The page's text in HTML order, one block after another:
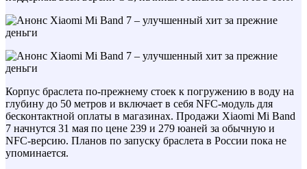
Корпус браслета по-прежнему стоек к погружению в воду на
глубину до 50 метров и включает в себя NFC-модуль для
бесконтактной оплаты в магазинах. Продажи Xiaomi Mi Band
7 начнутся 31 мая по цене 239 и 279 юаней за обычную и
NFC-версию. Планов по запуску браслета в России пока не
упоминается.